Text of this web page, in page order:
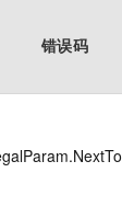
错误码